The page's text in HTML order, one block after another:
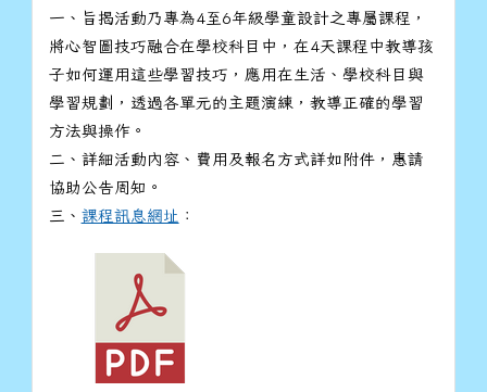
一、旨揭活動乃專為4至6年級學童設計之專屬課程，
將心智圖技巧融合在學校科目中，在4天課程中教導孩
子如何運用這些學習技巧，應用在生活、學校科目與
學習規劃，透過各單元的主題演練，教導正確的學習
方法與操作。
二、詳細活動內容、費用及報名方式詳如附件，惠請
協助公告周知。
三、 課程訊息網址 ：